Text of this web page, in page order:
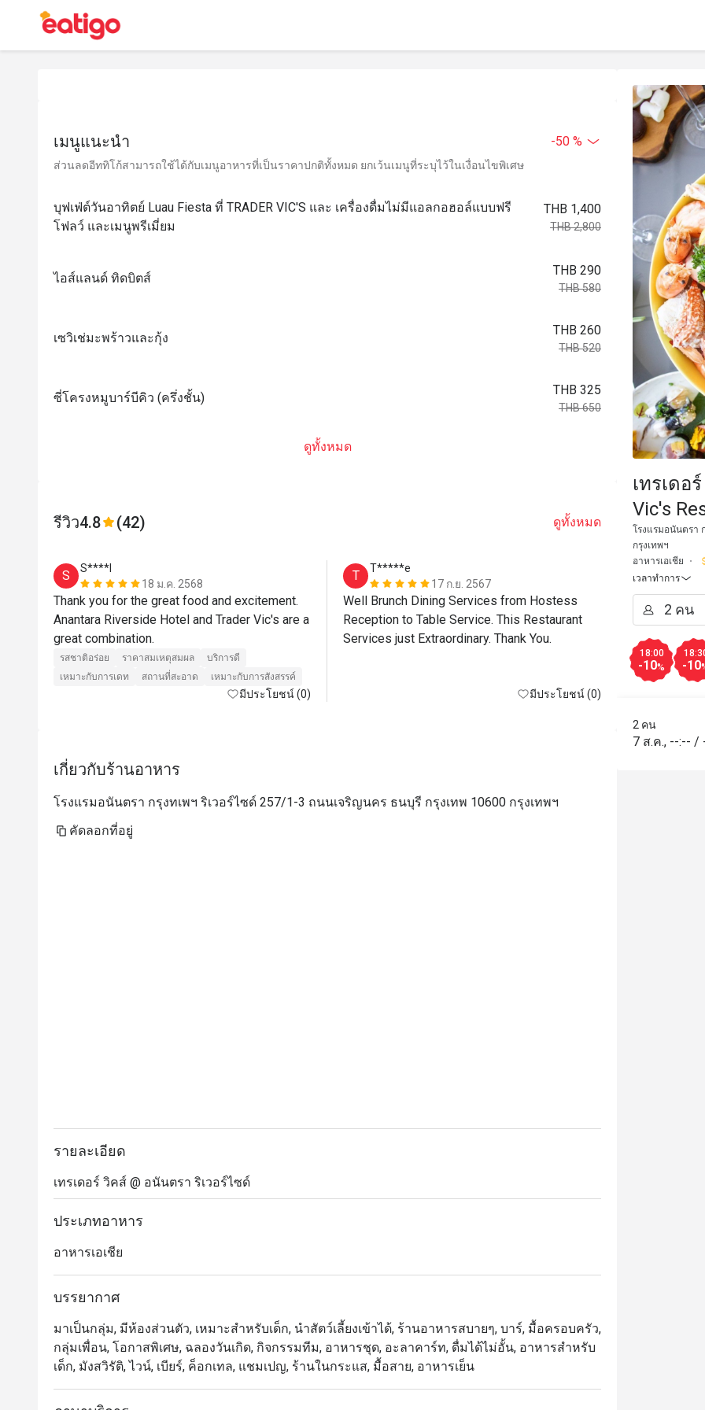
เมนูแนะนำ -50 %
ส่วนลดอีททิโก้สามารถใช้ได้กับเมนูอาหารที่เป็นราคาปกติทั้งหมด ยกเว้นเมนูที่ระบุไว้ในเงื่อนไขพิเศษ
บุฟเฟ่ต์วันอาทิตย์ Luau Fiesta ที่ TRADER VIC'S และ เครื่องดื่มไม่มีแอลกอฮอล์แบบฟรี
โฟลว์ และเมนูพรีเมี่ยม
THB 1,400
THB 2,800
ไอส์แลนด์ ทิดบิตส์
THB 290
THB 580
เซวิเช่มะพร้าวและกุ้ง
THB 260
THB 520
ซี่โครงหมูบาร์บีคิว (ครึ่งชั้น)
THB 325
THB 650
ดูทั้งหมด
รีวิว4.8 (42) ดูทั้งหมด
S
S****I
18 ม.ค. 2568
Thank you for the great food and excitement.
Anantara Riverside Hotel and Trader Vic's are a
great combination.
รสชาติอร่อย ราคาสมเหตุสมผล
บริการดี
เหมาะกับการเดท
สถานที่สะอาด เหมาะกับการสังสรรค์
มีประโยชน์ (0)
T
T*****e
17 ก.ย. 2567
Well Brunch Dining Services from Hostess
Reception to Table Service. This Restaurant
Services just Extraordinary. Thank You.
มีประโยชน์ (0)
M
M***y
Good food,
เกี่ยวกับร้านอาหาร
โรงแรมอนันตรา กรุงทเพฯ ริเวอร์ไซด์ 257/1-3 ถนนเจริญนคร ธนบุรี กรุงเทพ 10600 กรุงเทพฯ
คัดลอกที่อยู่
รายละเอียด
เทรเดอร์ วิคส์ @ อนันตรา ริเวอร์ไซด์
ประเภทอาหาร
อาหารเอเชีย
บรรยากาศ
มาเป็นกลุ่ม, มีห้องส่วนตัว, เหมาะสำหรับเด็ก, นำสัตว์เลี้ยงเข้าได้, ร้านอาหารสบายๆ, บาร์, มื้อครอบครัว,
กลุ่มเพื่อน, โอกาสพิเศษ, ฉลองวันเกิด, กิจกรรมทีม, อาหารชุด, อะลาคาร์ท, ดื่มได้ไม่อั้น, อาหารสำหรับ
เด็ก, มังสวิรัติ, ไวน์, เบียร์, ค็อกเทล, แชมเปญ, ร้านในกระแส, มื้อสาย, อาหารเย็น
เทรเดอ
Vic's
โรงแรมอนันตรา
กรุงเทพฯ
อาหารเอเชีย
เวลาทำการ
18:00
-10% -10
2 คน
7 ส.ค., --:-- /